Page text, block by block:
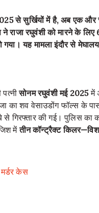
से सुर्खियों में है, अब एक और
रघुवंशी को मारने के लिए
यह मामला इंदौर से
पत्नीसोनम रघुवंशी मई 2025में
का शव वेसाउडोंग फॉल्स के
गिरफ्तार की गई। पुलिस का
मेंतीन कॉन्ट्रैक्ट
मर्डर केस